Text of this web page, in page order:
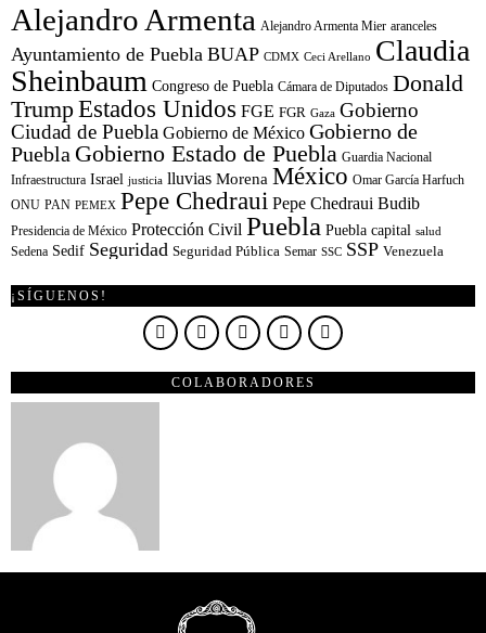
Alejandro Armenta Alejandro Armenta Mier aranceles
Ayuntamiento de Puebla BUAP CDMX Ceci Arellano Claudia
Sheinbaum Congreso de Puebla Cámara de Diputados Donald
TrumpEstados Unidos FGE FGR Gaza Gobierno
Ciudad de Puebla Gobierno de México Gobierno de
Puebla Gobierno Estado de Puebla Guardia Nacional
Infraestructura Israel justicia lluvias Morena México Omar García Harfuch
ONU PAN PEMEX Pepe Chedraui Pepe Chedraui Budib
Presidencia de México Protección Civil Puebla Puebla capital salud
Sedena Sedif Seguridad Seguridad Pública Semar SSC SSP Venezuela
¡SÍGUENOS!
COLABORADORES